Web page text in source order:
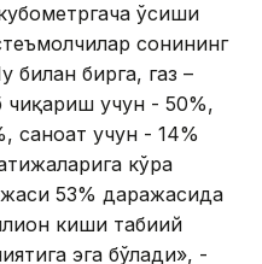
ўсиши
сонининг
билан бирга, газ –
чиқариш учун - 50%,
саноат учун - 14%
кўра
53% даражасида
киши табиий
эга бўлади», -